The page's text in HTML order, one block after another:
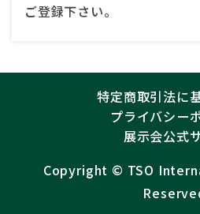
ご登録下さい。
特定商取引法に
プライバシー
展示会公式
Copyright ©︎ TSO